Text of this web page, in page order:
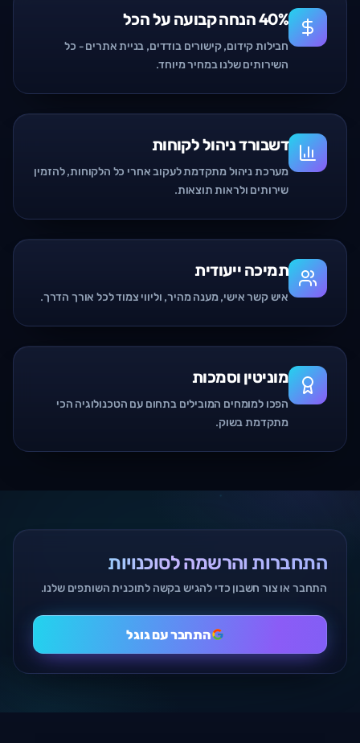
40% הנחה קבועה על הכל
חבילות קידום, קישורים בודדים, בניית אתרים - כל
השירותים שלנו במחיר מיוחד.
דשבורד ניהול לקוחות
מערכת ניהול מתקדמת לעקוב אחרי כל הלקוחות, להזמין
שירותים ולראות תוצאות.
תמיכה ייעודית
איש קשר אישי, מענה מהיר, וליווי צמוד לכל אורך הדרך.
מוניטין וסמכות
הפכו למומחים המובילים בתחום עם הטכנולוגיה הכי
מתקדמת בשוק.
התחברות והרשמה לסוכנויות
התחבר או צור חשבון כדי להגיש בקשה לתוכנית השותפים שלנו.
התחבר עם גוגל